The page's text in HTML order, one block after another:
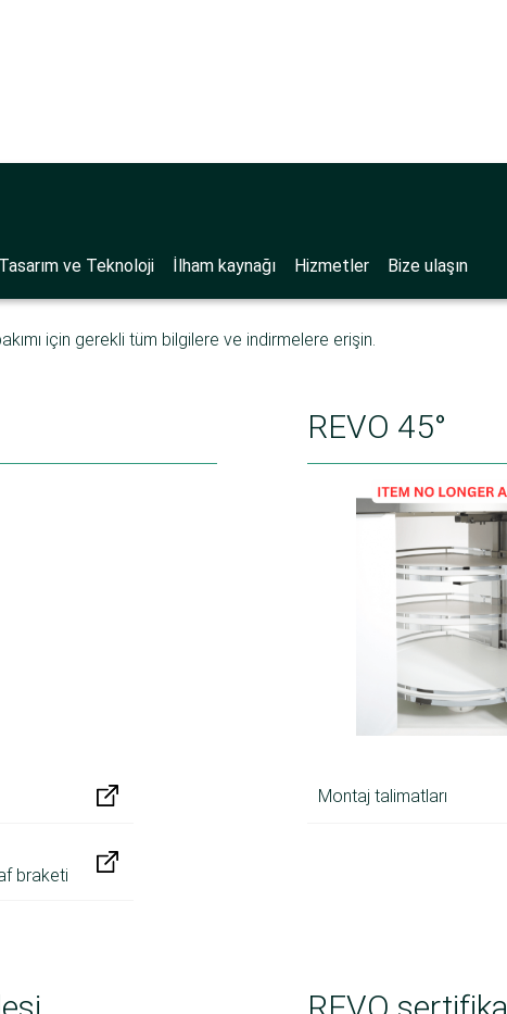
Tasarım ve Teknoloji İlham kaynağı Hizmetler Bize ulaşın
için gerekli tüm bilgilere ve indirmelere erişin.
braketi
REVO 45°
Montaj talimatları